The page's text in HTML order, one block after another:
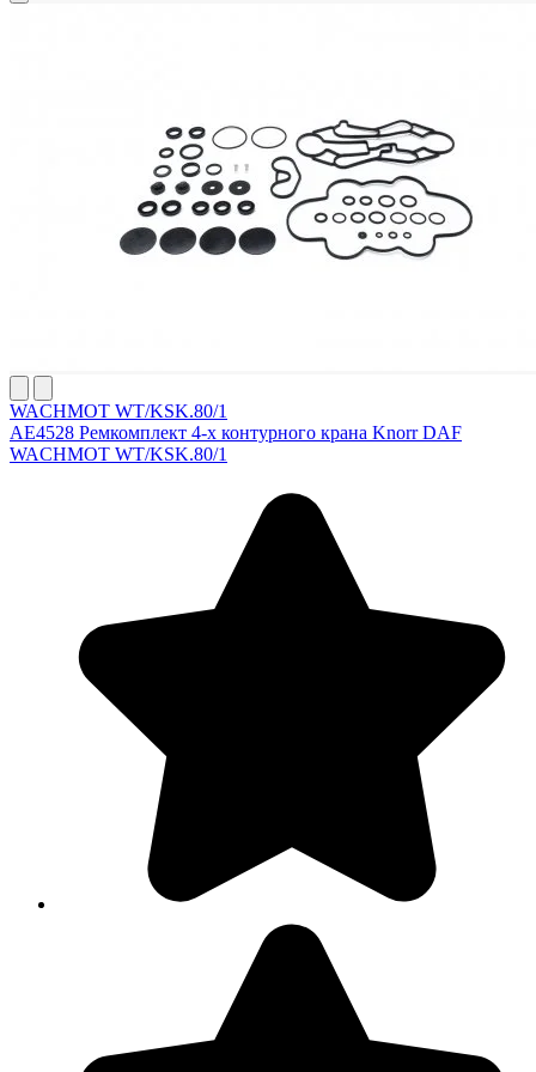
WACHMOT WT/KSK.80/1
AE4528 Ремкомплект 4-х контурного крана Knorr DAF
WACHMOT WT/KSK.80/1